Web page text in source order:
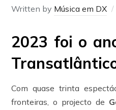
Written by Música em DX
2023 foi o
Com quase trinta
fronteiras, o projecto de